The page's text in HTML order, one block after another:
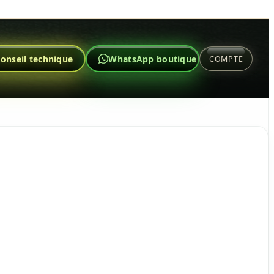
technique WhatsApp boutique COMPTE